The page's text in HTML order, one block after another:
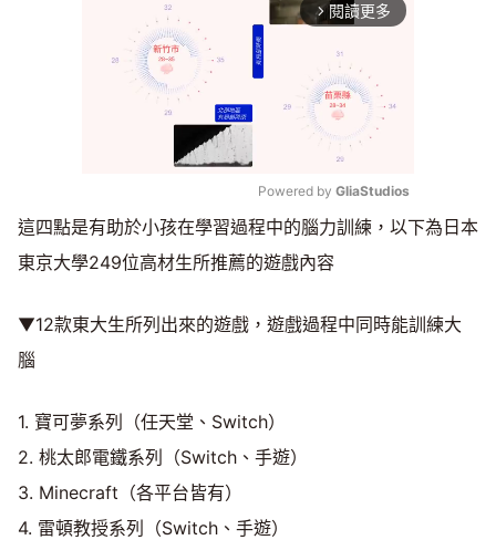
arrow_forward_ios 閱讀更多
Mute
Powered by GliaStudios
這四點是有助於小孩在學習過程中的腦力訓練，以下為日本
東京大學249位高材生所推薦的遊戲內容
▼12款東大生所列出來的遊戲，遊戲過程中同時能訓練大
腦
1. 寶可夢系列（任天堂、Switch）
2. 桃太郎電鐵系列（Switch、手遊）
3. Minecraft（各平台皆有）
4. 雷頓教授系列（Switch、手遊）